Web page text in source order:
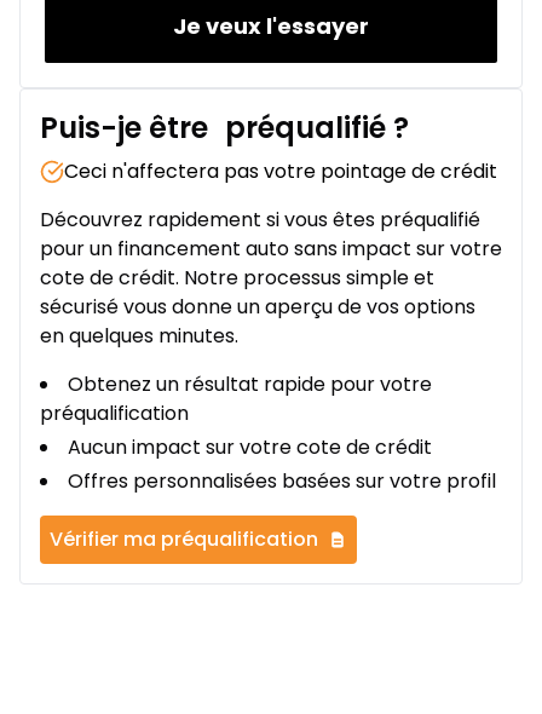
Je veux l'essayer
Puis-je être préqualifié ?
Ceci n'affectera pas votre pointage de crédit
Découvrez rapidement si vous êtes préqualifié
pour un financement auto sans impact sur votre
cote de crédit. Notre processus simple et
sécurisé vous donne un aperçu de vos options
en quelques minutes.
Obtenez un résultat rapide pour votre
préqualification
Aucun impact sur votre cote de crédit
Offres personnalisées basées sur votre profil
Vérifier ma préqualification